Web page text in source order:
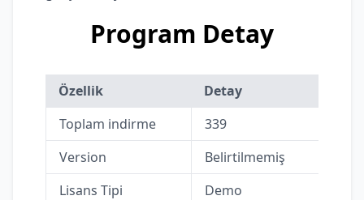
Program Detay
Özellik
Detay
Toplam indirme
339
Version
Belirtilmemiş
Lisans Tipi
Demo